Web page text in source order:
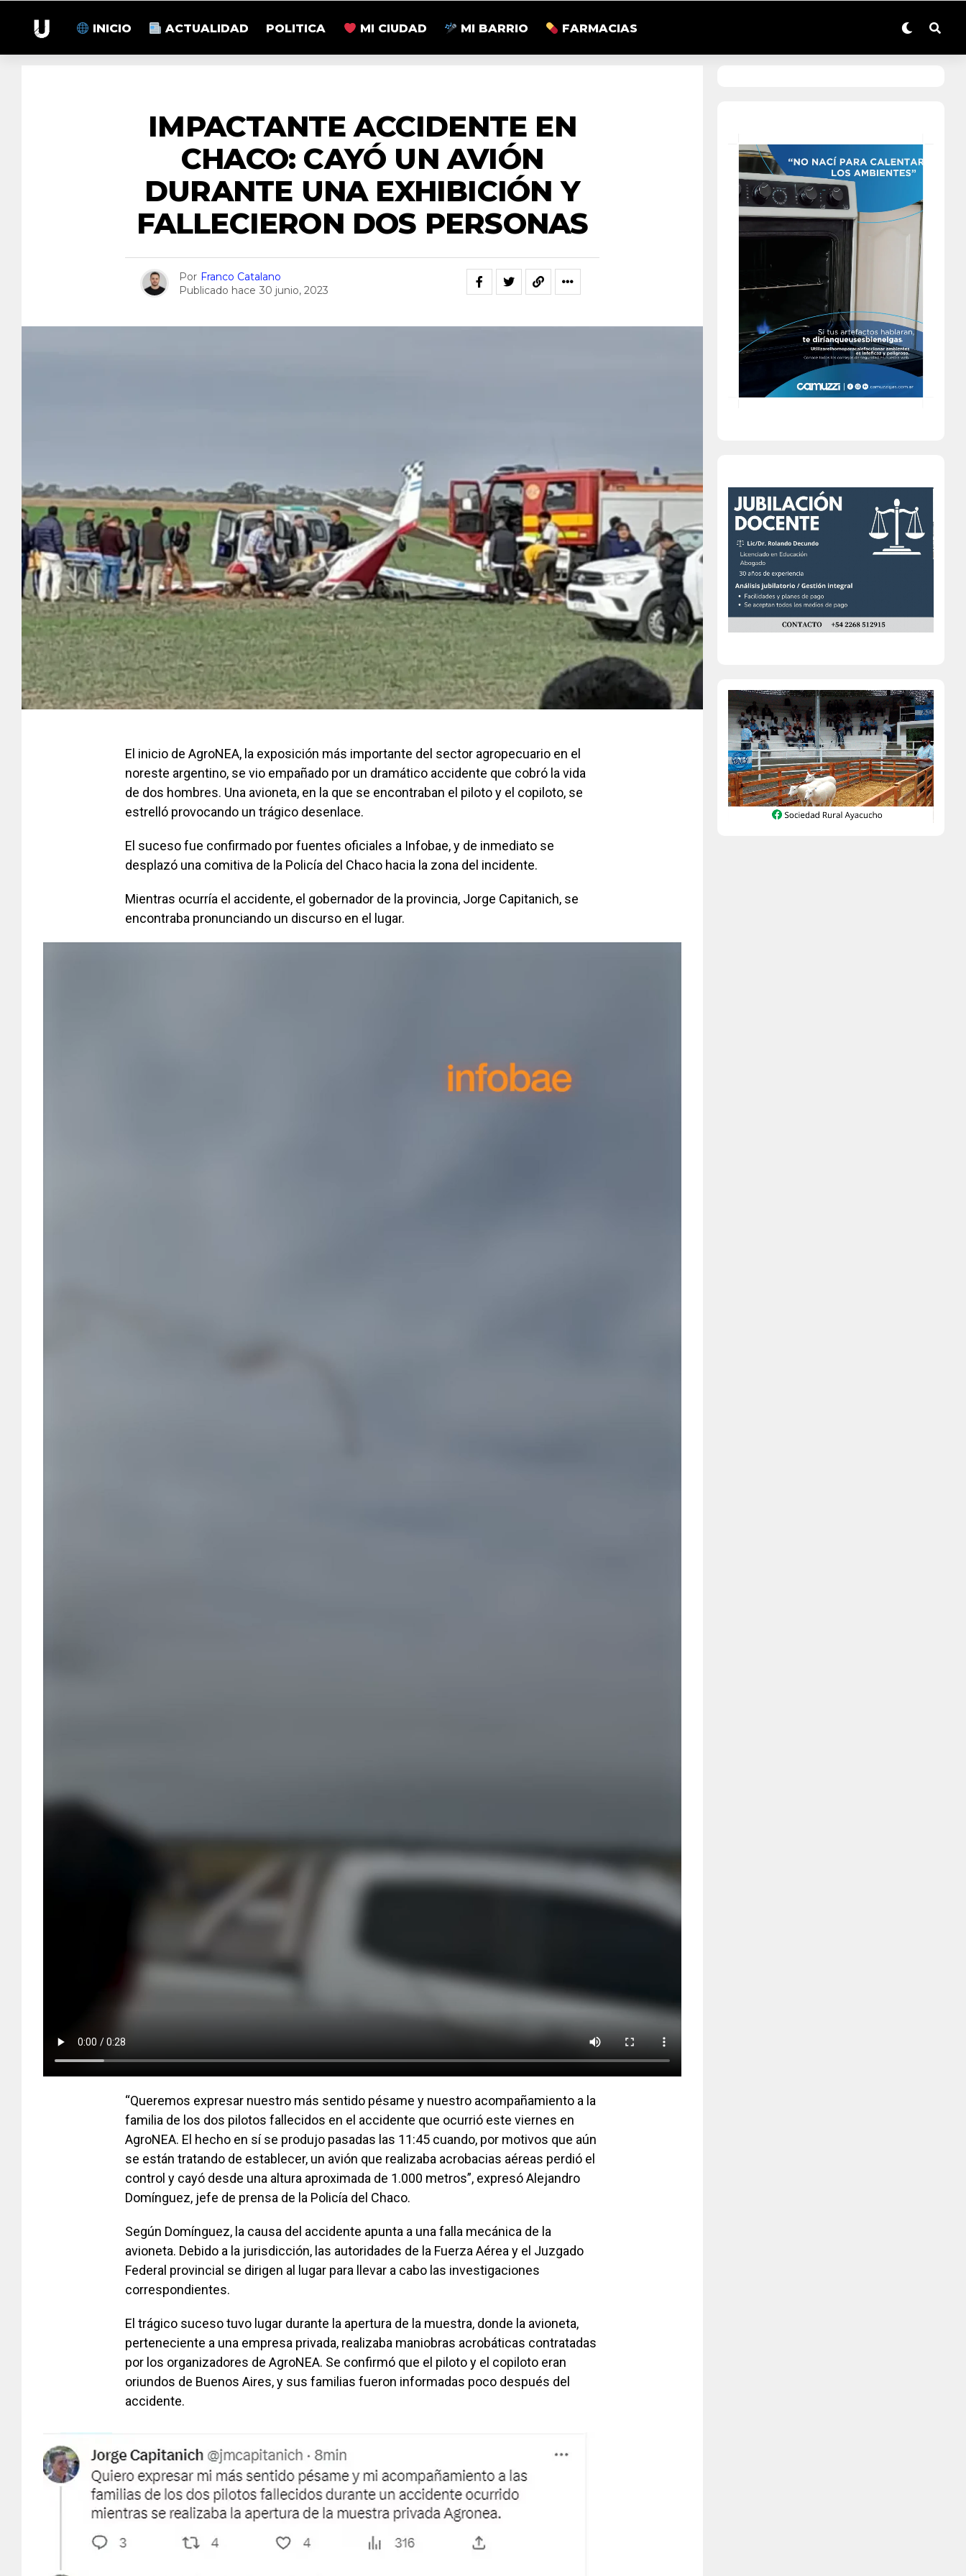
INICIO ACTUALIDAD POLITICA MI CIUDAD MI BARRIO FARMACIAS
IMPACTANTE ACCIDENTE EN
CHACO: CAYÓ UN AVIÓN
DURANTE UNA EXHIBICIÓN Y
FALLECIERON DOS PERSONAS
Por Franco Catalano
Publicado hace 30 junio, 2023
El inicio de AgroNEA, la exposición más importante del sector agropecuario en el
noreste argentino, se vio empañado por un dramático accidente que cobró la vida
de dos hombres. Una avioneta, en la que se encontraban el piloto y el copiloto, se
estrelló provocando un trágico desenlace.
El suceso fue confirmado por fuentes oficiales a Infobae, y de inmediato se
desplazó una comitiva de la Policía del Chaco hacia la zona del incidente.
Mientras ocurría el accidente, el gobernador de la provincia, Jorge Capitanich, se
encontraba pronunciando un discurso en el lugar.
“Queremos expresar nuestro más sentido pésame y nuestro acompañamiento a la
familia de los dos pilotos fallecidos en el accidente que ocurrió este viernes en
AgroNEA. El hecho en sí se produjo pasadas las 11:45 cuando, por motivos que aún
se están tratando de establecer, un avión que realizaba acrobacias aéreas perdió el
control y cayó desde una altura aproximada de 1.000 metros”, expresó Alejandro
Domínguez, jefe de prensa de la Policía del Chaco.
Según Domínguez, la causa del accidente apunta a una falla mecánica de la
avioneta. Debido a la jurisdicción, las autoridades de la Fuerza Aérea y el Juzgado
Federal provincial se dirigen al lugar para llevar a cabo las investigaciones
correspondientes.
El trágico suceso tuvo lugar durante la apertura de la muestra, donde la avioneta,
perteneciente a una empresa privada, realizaba maniobras acrobáticas contratadas
por los organizadores de AgroNEA. Se confirmó que el piloto y el copiloto eran
oriundos de Buenos Aires, y sus familias fueron informadas poco después del
accidente.